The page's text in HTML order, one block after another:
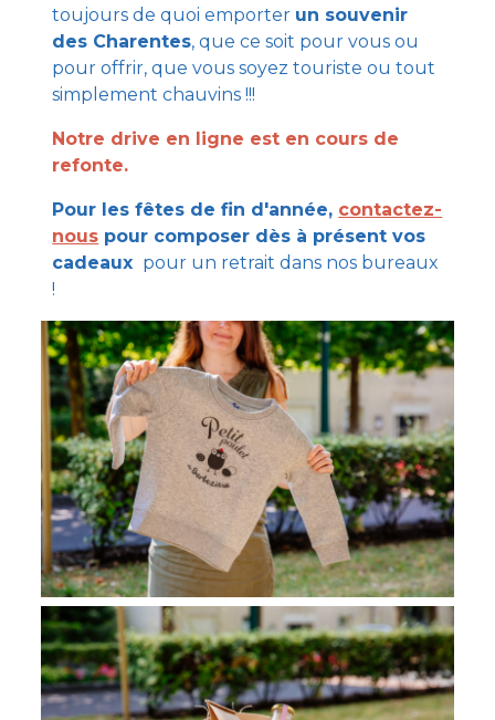
toujours de quoi emporter un souvenir
des Charentes, que ce soit pour vous ou
pour offrir, que vous soyez touriste ou tout
simplement chauvins !!!
Notre drive en ligne est en cours de
refonte.
Pour les fêtes de fin d'année, contactez-
nous pour composer dès à présent vos
cadeaux pour un retrait dans nos bureaux
!